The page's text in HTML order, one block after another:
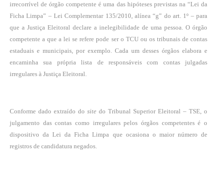
irrecorrível de órgão competente é uma das hipóteses previstas na “Lei da
Ficha Limpa” – Lei Complementar 135/2010, alínea “g” do art. 1º – para
que a Justiça Eleitoral declare a inelegibilidade de uma pessoa. O órgão
competente a que a lei se refere pode ser o TCU ou os tribunais de contas
estaduais e municipais, por exemplo. Cada um desses órgãos elabora e
encaminha sua própria lista de responsáveis com contas julgadas
irregulares à Justiça Eleitoral.
Conforme dado extraído do site do Tribunal Superior Eleitoral – TSE, o
julgamento das contas como irregulares pelos órgãos competentes é o
dispositivo da Lei da Ficha Limpa que ocasiona o maior número de
registros de candidatura negados.